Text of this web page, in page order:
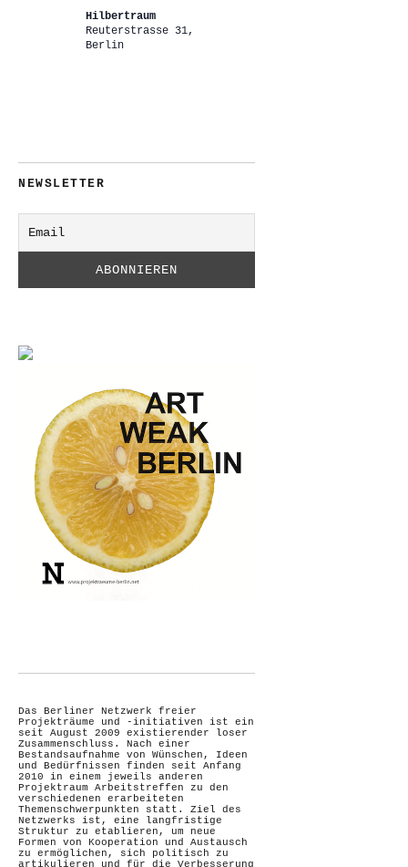
Hilbertraum
Reuterstrasse 31,
Berlin
NEWSLETTER
Das Berliner Netzwerk freier
Projekträume und -initiativen ist ein
seit August 2009 existierender loser
Zusammenschluss. Nach einer
Bestandsaufnahme von Wünschen, Ideen
und Bedürfnissen finden seit Anfang
2010 in einem jeweils anderen
Projektraum Arbeitstreffen zu den
verschiedenen erarbeiteten
Themenschwerpunkten statt. Ziel des
Netzwerks ist, eine langfristige
Struktur zu etablieren, um neue
Formen von Kooperation und Austausch
zu ermöglichen, sich politisch zu
artikulieren und für die Verbesserung